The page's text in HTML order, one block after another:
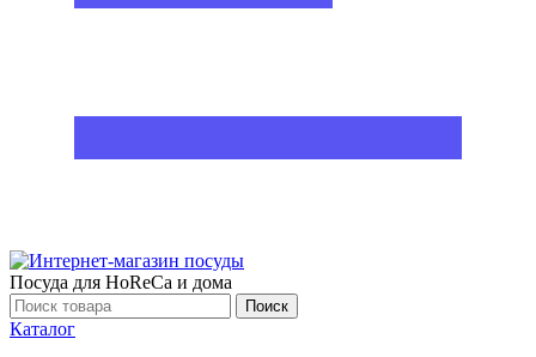
Посуда для HoReCa и дома
Поиск
Каталог